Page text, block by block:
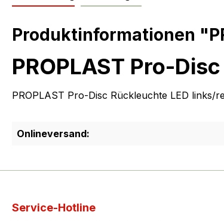
Produktinformationen
PROPLAST Pro-
PROPLAST Pro-Disc Rückleuchte LED links/
Onlineversand:
Service-Hotline